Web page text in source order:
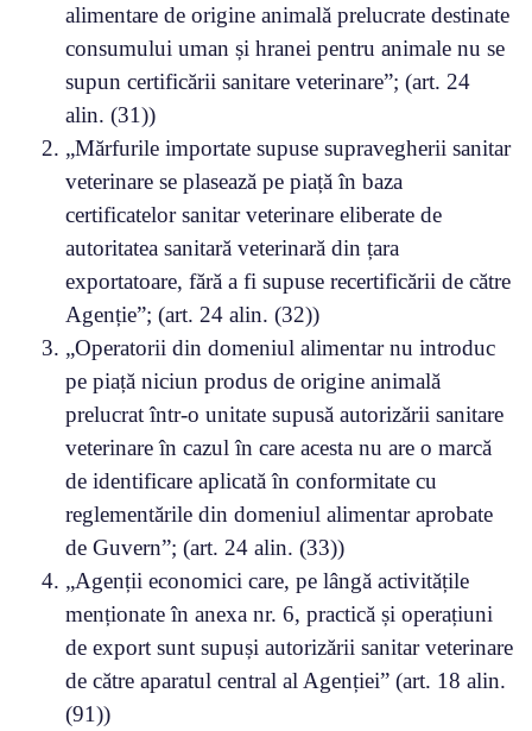
alimentare de origine animală prelucrate destinate
consumului uman și hranei pentru animale nu se
supun certificării sanitare veterinare”; (art. 24
alin. (31))
„Mărfurile importate supuse supravegherii sanitar
veterinare se plasează pe piață în baza
certificatelor sanitar veterinare eliberate de
autoritatea sanitară veterinară din țara
exportatoare, fără a fi supuse recertificării de către
Agenție”; (art. 24 alin. (32))
„Operatorii din domeniul alimentar nu introduc
pe piață niciun produs de origine animală
prelucrat într-o unitate supusă autorizării sanitare
veterinare în cazul în care acesta nu are o marcă
de identificare aplicată în conformitate cu
reglementările din domeniul alimentar aprobate
de Guvern”; (art. 24 alin. (33))
„Agenții economici care, pe lângă activitățile
menționate în anexa nr. 6, practică și operațiuni
de export sunt supuși autorizării sanitar veterinare
de către aparatul central al Agenției” (art. 18 alin.
(91))